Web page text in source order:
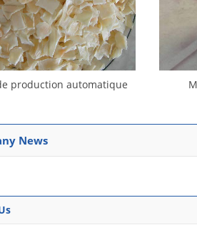
production automatique
News